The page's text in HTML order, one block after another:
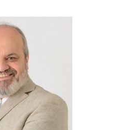
correo electrónico y web en
para la próxima vez que